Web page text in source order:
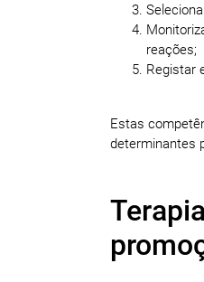
reações;
Registar
Estas
determinantes